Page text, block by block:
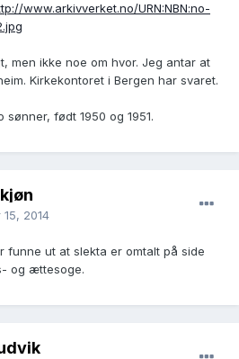
www.arkivverket.no/URN:NBN:no-
men ikke noe om hvor. Jeg antar at
Kirkekontoret i Bergen har svaret.
født 1950 og 1951.
2014
funne ut at slekta er omtalt på side
og ættesoge.